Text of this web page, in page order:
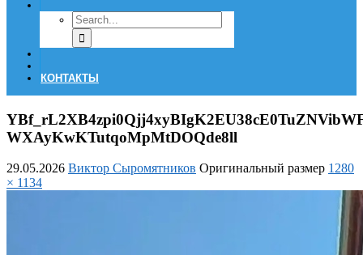
КОНТАКТЫ
WXAyKwKTutqoMpMtDOQde8ll
29.05.2026 Виктор Сыромятников Оригинальный размер 1280
× 1134